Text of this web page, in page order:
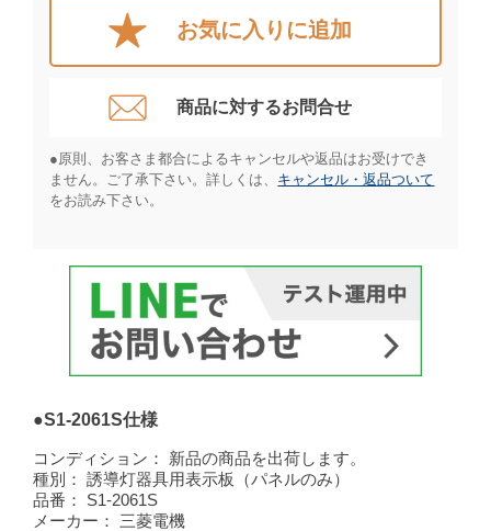
お気に入りに追加
商品に対するお問合せ​
●原則、お客さま都合によるキャンセルや返品はお受けでき
ません。ご了承下さい。詳しくは、 キャンセル・返品ついて
をお読み下さい。​
●S1-2061S仕様
コンディション：
新品の商品を出荷します。
種別：
誘導灯器具用表示板（パネルのみ）
品番：
S1-2061S
メーカー：
三菱電機